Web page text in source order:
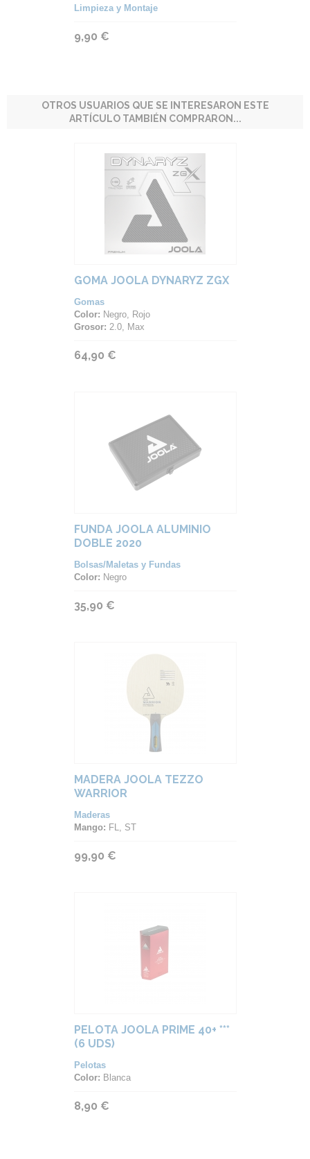
Limpieza y Montaje
9,90 €
OTROS USUARIOS QUE SE INTERESARON ESTE
ARTÍCULO TAMBIÉN COMPRARON...
GOMA JOOLA DYNARYZ ZGX
Gomas
Color: Negro, Rojo
Grosor: 2.0, Max
64,90 €
FUNDA JOOLA ALUMINIO
DOBLE 2020
Bolsas/Maletas y Fundas
Color: Negro
35,90 €
MADERA JOOLA TEZZO
WARRIOR
Maderas
Mango: FL, ST
99,90 €
PELOTA JOOLA PRIME 40+ ***
(6 UDS)
Pelotas
Color: Blanca
8,90 €